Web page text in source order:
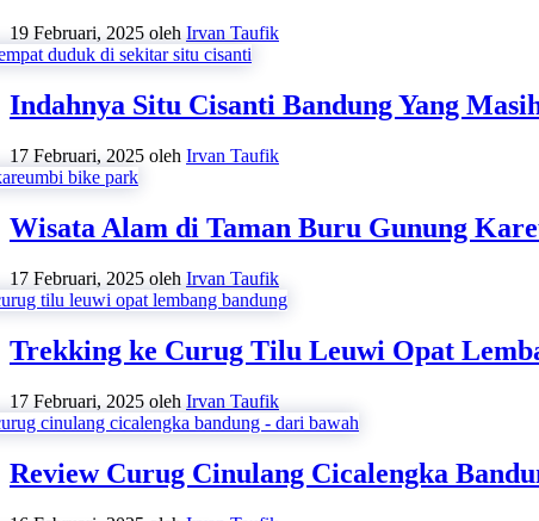
19 Februari, 2025 oleh Irvan Taufik
Indahnya Situ Cisanti Bandung Yang
17 Februari, 2025 oleh Irvan Taufik
Wisata Alam di Taman Buru Gunung
17 Februari, 2025 oleh Irvan Taufik
Trekking ke Curug Tilu Leuwi Opat
17 Februari, 2025 oleh Irvan Taufik
Review Curug Cinulang Cicalengka